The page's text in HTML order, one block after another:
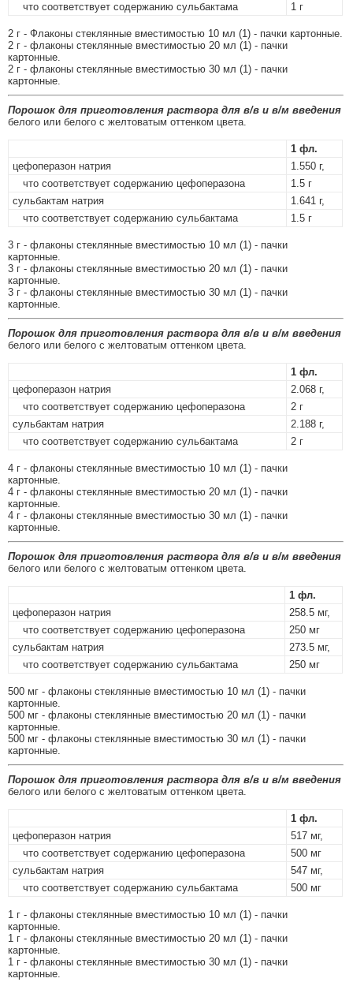
что соответствует содержанию сульбактама
1 г
2 г - Флаконы стеклянные вместимостью 10 мл (1) - пачки картонные.
2 г - флаконы стеклянные вместимостью 20 мл (1) - пачки
картонные.
2 г - флаконы стеклянные вместимостью 30 мл (1) - пачки
картонные.
Порошок для приготовления раствора для в/в и в/м введения
белого или белого с желтоватым оттенком цвета.
1 фл.
цефоперазон натрия
1.550 г,
что соответствует содержанию цефоперазона
1.5 г
сульбактам натрия
1.641 г,
что соответствует содержанию сульбактама
1.5 г
3 г - флаконы стеклянные вместимостью 10 мл (1) - пачки
картонные.
3 г - флаконы стеклянные вместимостью 20 мл (1) - пачки
картонные.
3 г - флаконы стеклянные вместимостью 30 мл (1) - пачки
картонные.
Порошок для приготовления раствора для в/в и в/м введения
белого или белого с желтоватым оттенком цвета.
1 фл.
цефоперазон натрия
2.068 г,
что соответствует содержанию цефоперазона
2 г
сульбактам натрия
2.188 г,
что соответствует содержанию сульбактама
2 г
4 г - флаконы стеклянные вместимостью 10 мл (1) - пачки
картонные.
4 г - флаконы стеклянные вместимостью 20 мл (1) - пачки
картонные.
4 г - флаконы стеклянные вместимостью 30 мл (1) - пачки
картонные.
Порошок для приготовления раствора для в/в и в/м введения
белого или белого с желтоватым оттенком цвета.
1 фл.
цефоперазон натрия
258.5 мг,
что соответствует содержанию цефоперазона
250 мг
сульбактам натрия
273.5 мг,
что соответствует содержанию сульбактама
250 мг
500 мг - флаконы стеклянные вместимостью 10 мл (1) - пачки
картонные.
500 мг - флаконы стеклянные вместимостью 20 мл (1) - пачки
картонные.
500 мг - флаконы стеклянные вместимостью 30 мл (1) - пачки
картонные.
Порошок для приготовления раствора для в/в и в/м введения
белого или белого с желтоватым оттенком цвета.
1 фл.
цефоперазон натрия
517 мг,
что соответствует содержанию цефоперазона
500 мг
сульбактам натрия
547 мг,
что соответствует содержанию сульбактама
500 мг
1 г - флаконы стеклянные вместимостью 10 мл (1) - пачки
картонные.
1 г - флаконы стеклянные вместимостью 20 мл (1) - пачки
картонные.
1 г - флаконы стеклянные вместимостью 30 мл (1) - пачки
картонные.